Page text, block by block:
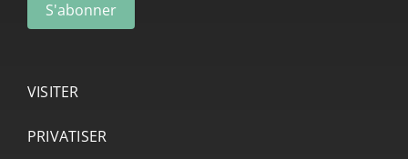
VISITER
PRIVATISER